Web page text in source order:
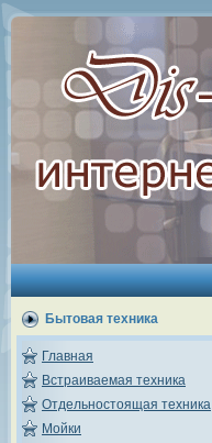
Бытовая техника
Главная
Встраиваемая техника
Отдельностоящая техника
Мойки